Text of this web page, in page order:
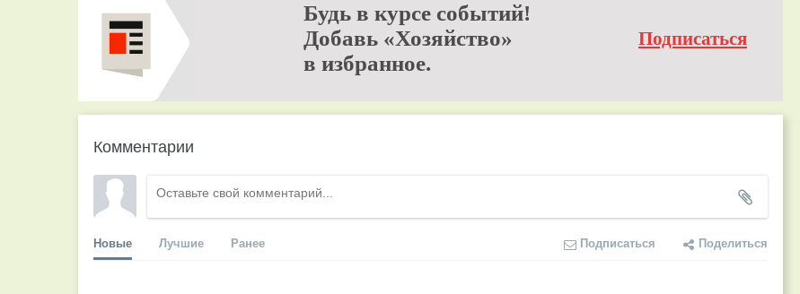
Будь в курсе событий!
Добавь «Хозяйство»
в избранное.
Подписаться
Комментарии
Новые Лучшие Ранее Подписаться Поделиться